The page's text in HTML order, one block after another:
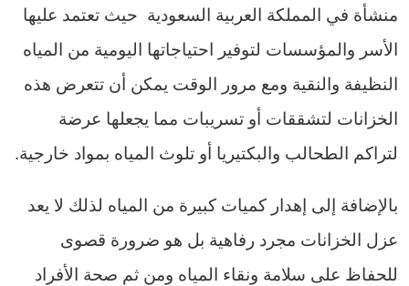
منشأة في المملكة العربية السعودية حيث تعتمد عليها
الأسر والمؤسسات لتوفير احتياجاتها اليومية من المياه
النظيفة والنقية ومع مرور الوقت يمكن أن تتعرض هذه
الخزانات لتشققات أو تسريبات مما يجعلها عرضة
لتراكم الطحالب والبكتيريا أو تلوث المياه بمواد خارجية.
بالإضافة إلى إهدار كميات كبيرة من المياه لذلك لا يعد
عزل الخزانات مجرد رفاهية بل هو ضرورة قصوى
للحفاظ على سلامة ونقاء المياه ومن ثم صحة الأفراد